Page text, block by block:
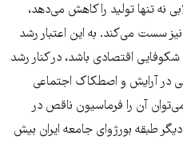
نه تنها تولید را کاهش می‌دهد،
نیز سست می‌‌کند. به این اعتبار رشد
اقتصادی باشد، در کنار رشد
در آرایش و اصطکاک اجتماعی
آن را فرماسیون ناقص در
طبقه بورژوای جامعه ایران بیش